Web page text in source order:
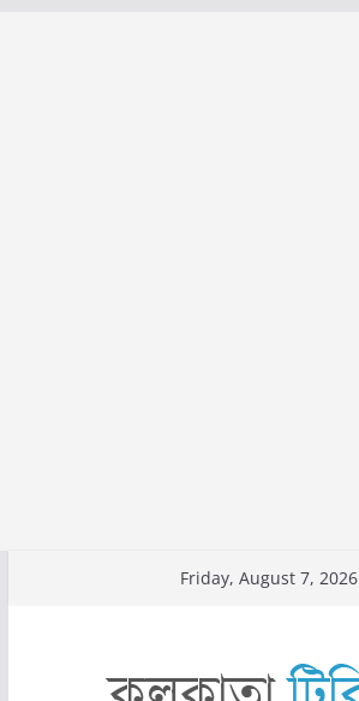
Friday, August 7, 2026